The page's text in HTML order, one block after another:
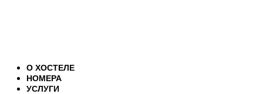
О ХОСТЕЛЕ
НОМЕРА
УСЛУГИ